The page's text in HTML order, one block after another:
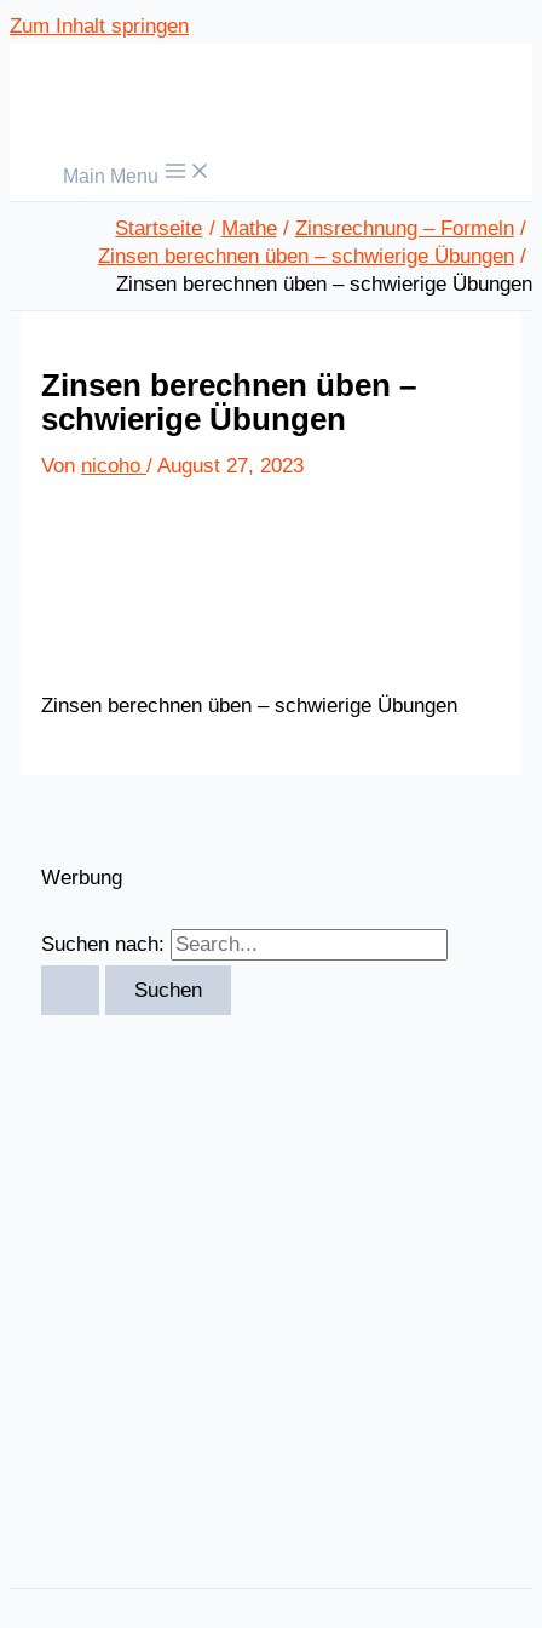
Zum Inhalt springen
Main Menu
Startseite Mathe
Zinsrechnung – Formeln
Zinsen berechnen üben – schwierige Übungen
Zinsen berechnen üben – schwierige Übungen
Zinsen berechnen üben –
schwierige Übungen
Von nicoho/August 27, 2023
Zinsen berechnen üben – schwierige Übungen
Werbung
Suchen nach: